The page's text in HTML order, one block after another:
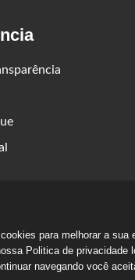
para melhorar a sua
Politica de privacidade
navegando você